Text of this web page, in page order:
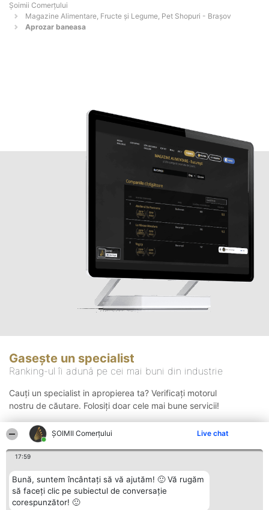
ȘOIMII Comerțului Live chat
17:59
Bună, suntem încântați să vă ajutăm! 🙂 Vă rugăm
să faceți clic pe subiectul de conversație
corespunzător! 🙂
Șoimii Comerțului
Magazine Alimentare, Fructe și Legume, Pet Shopuri - Braşov
Aprozar baneasa
Gasește un specialist
Ranking-ul îi adună pe cei mai buni din industrie
Cauți un specialist in apropierea ta? Verificați motorul
nostru de căutare. Folosiți doar cele mai bune servicii!